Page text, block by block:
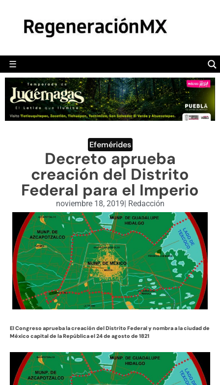
☰
POLÍTICA
CAMALEÓN
OPINIÓN
DEPORTES
ENGLISH SECTION
VIDEOS
Efemérides
Decreto aprueba
creación del Distrito
Federal para el Imperio
noviembre 18, 2019| Redacción
El Congreso aprueba la creación del Distrito Federal y nombra a la ciudad de
México capital de la República el 24 de agosto de 1821